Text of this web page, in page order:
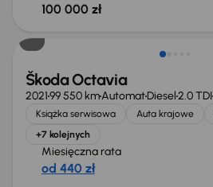
100 000 zł
Škoda Octavia
202199 550 kmAutomatDiesel2.0 TDI
Książka serwisowa Auta krajowe
+7 kolejnych
Miesięczna rata
od 440 zł